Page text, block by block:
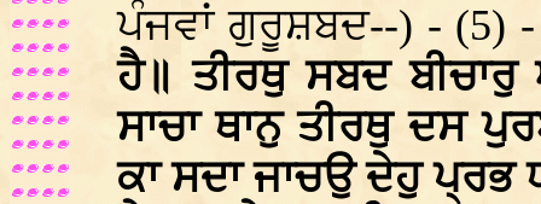
ਪੰਜਵਾਂ ਗੁਰੂਸ਼ਬਦ--) - (5) -
ਹੈ॥ ਤੀਰਥੁ ਸਬਦ
ਸਾਚਾ ਥਾਨੁ ਤੀਰਥੁ ਦਸ
ਕਾ ਸਦਾ ਜਾਚਉ ਦੇਹੁ ਪ੍ਰਭ